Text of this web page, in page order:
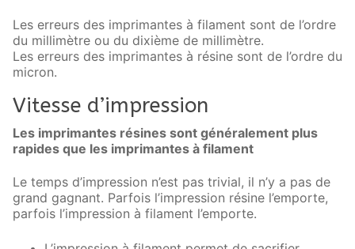
Les erreurs des imprimantes à filament sont de l’ordre
du millimètre ou du dixième de millimètre.
Les erreurs des imprimantes à résine sont de l’ordre du
micron.
Vitesse d’impression
Les imprimantes résines sont généralement plus
rapides que les imprimantes à filament
Le temps d’impression n’est pas trivial, il n’y a pas de
grand gagnant. Parfois l’impression résine l’emporte,
parfois l’impression à filament l’emporte.